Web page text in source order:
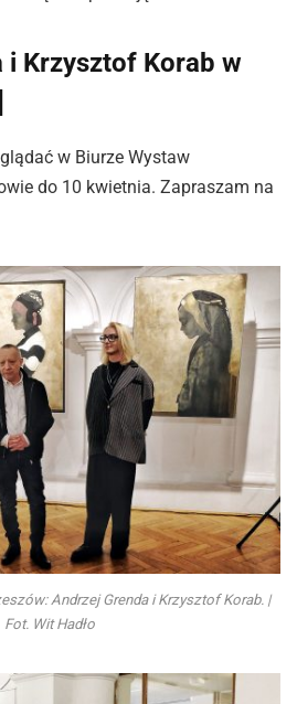
i Krzysztof Korab w
w Biurze Wystaw
do 10 kwietnia. Zapraszam na
Andrzej Grenda i Krzysztof Korab. |
Fot. Wit Hadło